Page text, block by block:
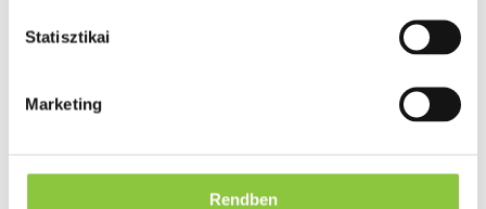
Statisztikai
Marketing
Rendben
Szív és érrrendszer
Fogkrém